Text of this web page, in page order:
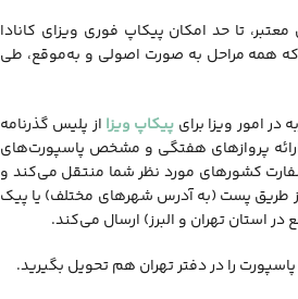
تا حد امکان پیکاپ فوری ویزای کانادا
که همه مراحل به صورت اصولی و به‌موقع، طی
در امور ویزا برای پیکاپ ویزا از پلیس گذرنامه
پروازهای هفتگی و مشخص پاسپورت‌های
سفارت کشورهای مورد نظر شما منتقل می‌کند و
طریق پست (به آدرس شهرهای مختلف) یا پیک
استان تهران و البرز) ارسال می‌کند.
را در دفتر تهران هم تحویل بگیرید.